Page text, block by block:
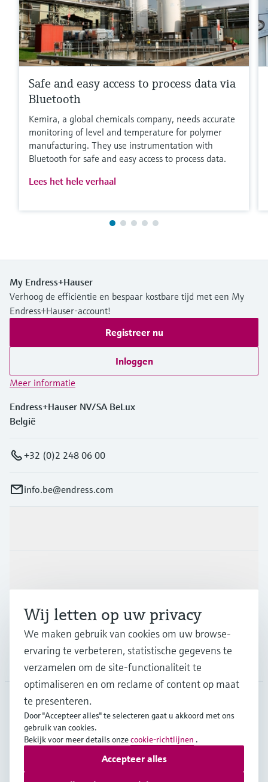
Safe and easy access to process data via
Bluetooth
Kemira, a global chemicals company, needs accurate
monitoring of level and temperature for polymer
manufacturing. They use instrumentation with
Bluetooth for safe and easy access to process data.
Lees het hele verhaal
My Endress+Hauser
Verhoog de efficiëntie en bespaar kostbare tijd met een My
Endress+Hauser-account!
Registreer nu
Inloggen
Meer informatie
Endress+Hauser NV/SA BeLux
België
+32 (0)2 248 06 00
info.be@endress.com
Support
BEL•Nederlands
Copyright © Endress+Hauser Group Services AG
Wij letten op uw privacy
We maken gebruik van cookies om uw browse-
ervaring te verbeteren, statistische gegevens te
verzamelen om de site-functionaliteit te
optimaliseren en om reclame of content op maat
te presenteren.
Door "Accepteer alles" te selecteren gaat u akkoord met ons
gebruik van cookies.
Bekijk voor meer details onzecookie-richtlijnen .
Accepteer alles